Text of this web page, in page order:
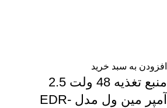
افزودن به سبد خرید
منبع تغذیه 48 ولت 2.5
آمپر مین ول مدل EDR-